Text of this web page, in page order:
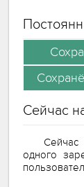
Сейчас
одного